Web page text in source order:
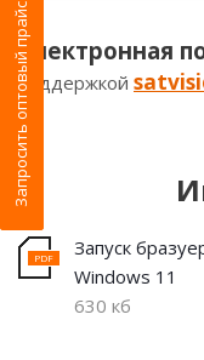
Электронная
поддержкой
Запуск
Windows 11
630 кб
Запросить оптовый прайс